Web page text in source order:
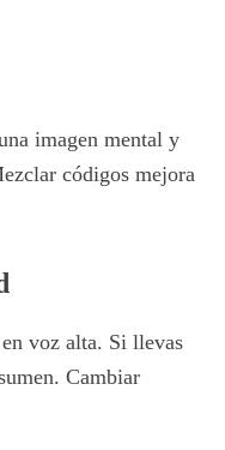
imagen mental y
códigos mejora
voz alta. Si llevas
Cambiar